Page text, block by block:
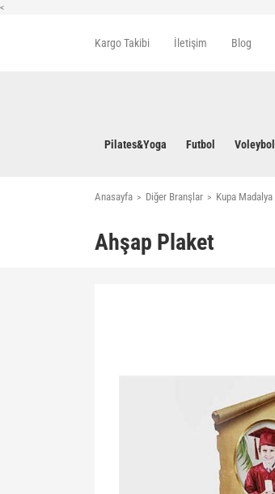
<
Kargo Takibi İletişim Blog
Pilates&Yoga Futbol Voleybol
Anasayfa Diğer Branşlar Kupa Madalya
Ahşap Plaket